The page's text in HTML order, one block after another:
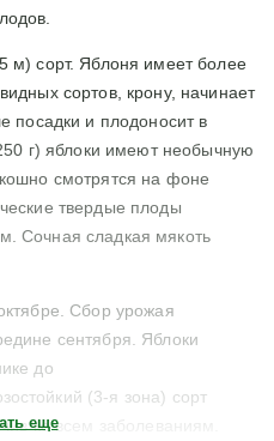
м) сорт. Яблоня имеет более
сортов, крону, начинает
посадки и плодоносит в
г) яблоки имеют необычную
смотрятся на фоне
твердые плоды
Сочная сладкая мякоть
Сбор урожая
сентября. Яблоки
до
(3-я зона) сорт
ко всем заболеваниям.
еще